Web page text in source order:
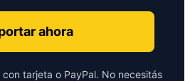
ahora
tarjeta o PayPal. No necesitás